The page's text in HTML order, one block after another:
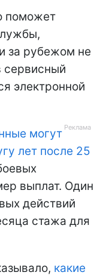
поможет
за рубежом не
сервисный
электронной
могут
лет после 25
выплат. Один
действий
стажа для
какие